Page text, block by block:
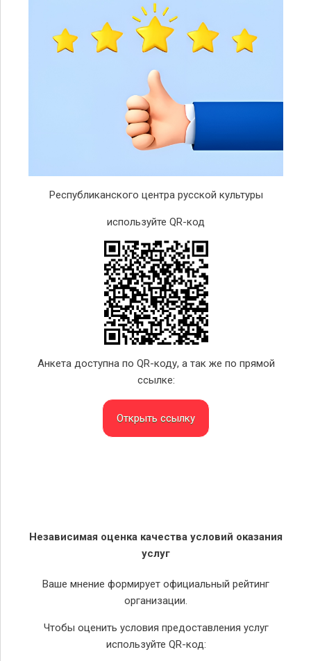
Республиканского центра русской культуры
используйте QR-код
Анкета доступна по QR-коду, а так же по прямой
ссылке:
Открыть ссылку
Независимая оценка качества условий оказания
услуг
Ваше мнение формирует официальный рейтинг
организации.
Чтобы оценить условия предоставления услуг
используйте QR-код: